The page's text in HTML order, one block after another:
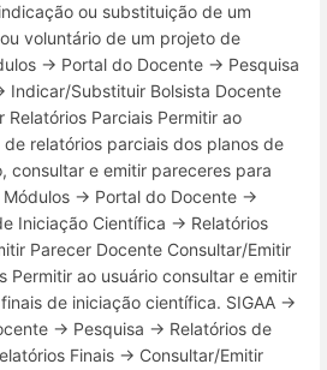
ou substituição de um
voluntário de um projeto de
→ Portal do Docente → Pesquisa
Substituir Bolsista Docente
Relatórios Parciais Permitir ao
relatórios parciais dos planos de
consultar e emitir pareceres para
Módulos → Portal do Docente →
Iniciação Científica → Relatórios
Parecer Docente Consultar/Emitir
Permitir ao usuário consultar e emitir
de iniciação científica. SIGAA →
→ Pesquisa → Relatórios de
Finais → Consultar/Emitir